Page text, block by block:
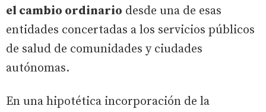
el cambio ordinario desde una de esas
entidades concertadas a los servicios públicos
de salud de comunidades y ciudades
autónomas.
En una hipotética incorporación de la